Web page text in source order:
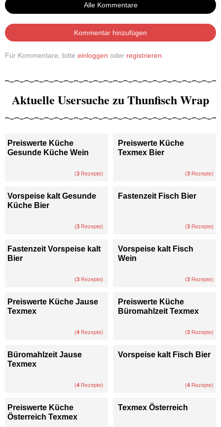
Alle Kommentare
Kommentar hinzufügen
Für Kommentare, bitte einloggen oder registrieren
Aktuelle Usersuche zu Thunfisch Wrap
Preiswerte Küche
Gesunde Küche Wein
(3 Rezepte)
Preiswerte Küche
Texmex Bier
(3 Rezepte)
Vorspeise kalt Gesunde
Küche Bier
(3 Rezepte)
Fastenzeit Fisch Bier
(3 Rezepte)
Fastenzeit Vorspeise kalt
Bier
(3 Rezepte)
Vorspeise kalt Fisch
Wein
(3 Rezepte)
Preiswerte Küche Jause
Texmex
(4 Rezepte)
Preiswerte Küche
Büromahlzeit Texmex
(3 Rezepte)
Büromahlzeit Jause
Texmex
(4 Rezepte)
Vorspeise kalt Fisch Bier
(4 Rezepte)
Preiswerte Küche
Österreich Texmex
Texmex Österreich